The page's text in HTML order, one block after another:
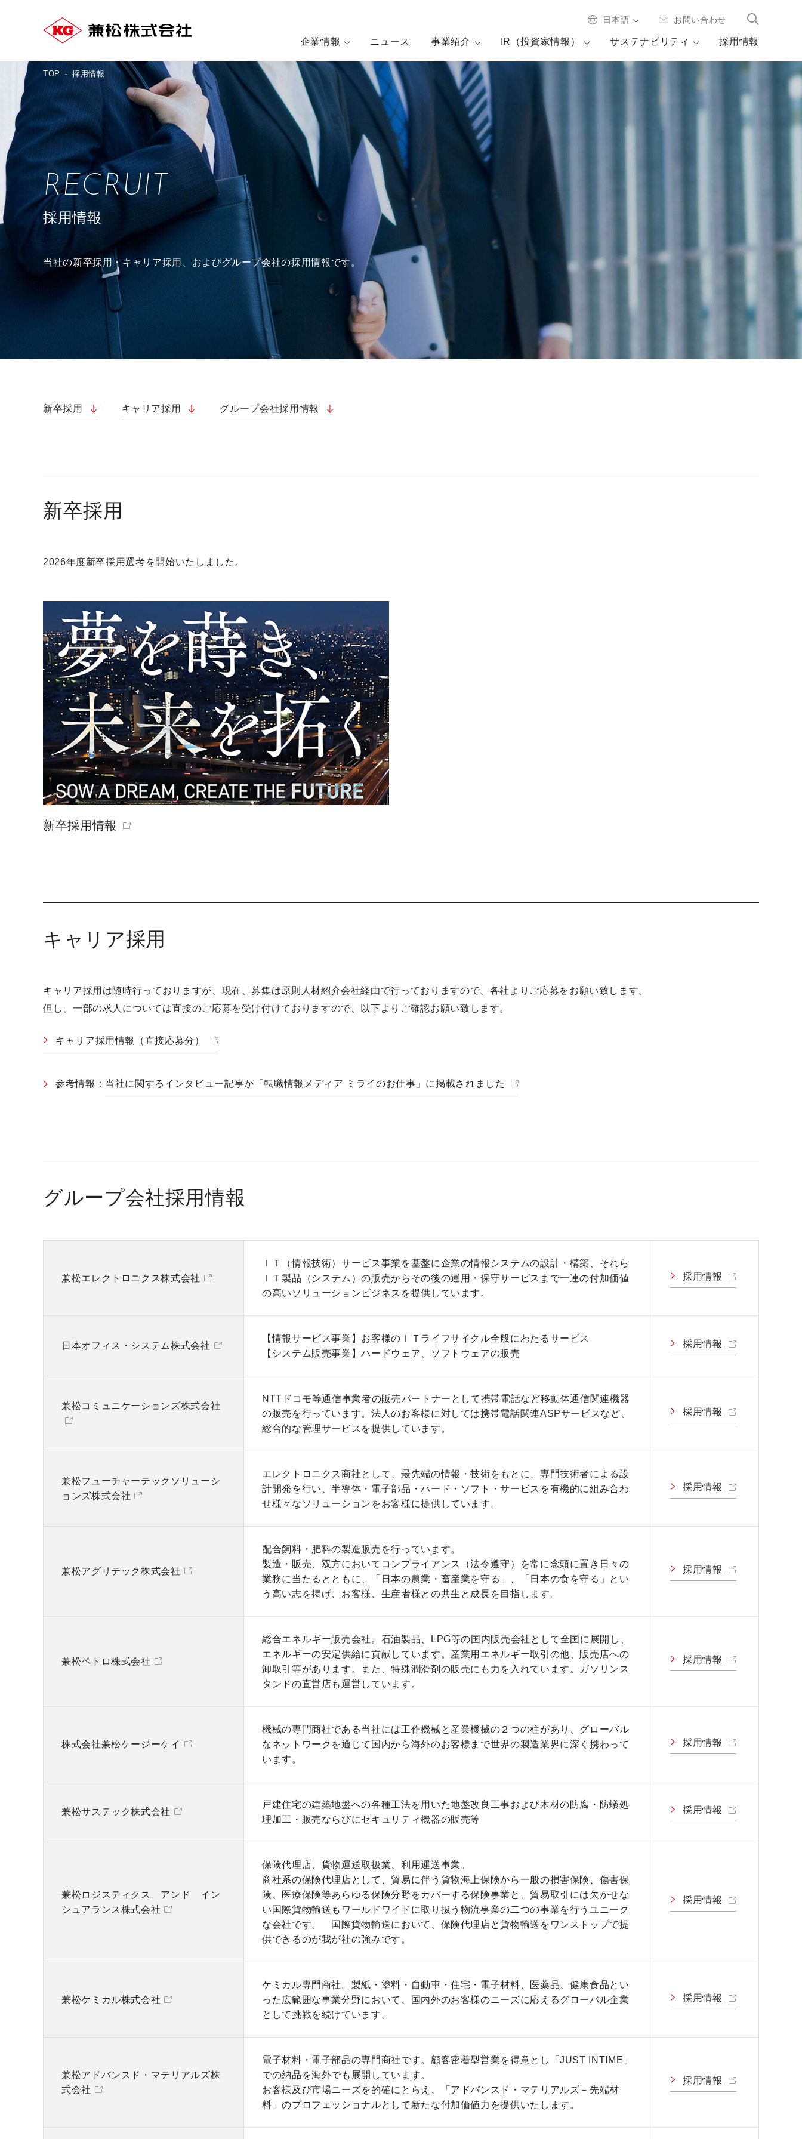
日本語 お問い合わせ
企業情報 ニュース 事業紹介 IR（投資家情報） サステナビリティ 採用情報
TOP 採用情報
RECRUIT
採用情報
当社の新卒採用・キャリア採用、およびグループ会社の採用情報です。
新卒採用 キャリア採用 グループ会社採用情報
新卒採用
2026年度新卒採用選考を開始いたしました。
新卒採用情報
キャリア採用
キャリア採用は随時行っておりますが、現在、募集は原則人材紹介会社経由で行っておりますので、各社よりご応募をお願い致します。
但し、一部の求人については直接のご応募を受け付けておりますので、以下よりご確認お願い致します。
キャリア採用情報（直接応募分）
参考情報： 当社に関するインタビュー記事が「転職情報メディア ミライのお仕事」に掲載されました
グループ会社採用情報
兼松エレクトロニクス株式会社
ＩＴ（情報技術）サービス事業を基盤に企業の情報システムの設計・構築、それら
ＩＴ製品（システム）の販売からその後の運用・保守サービスまで一連の付加価値
の高いソリューションビジネスを提供しています。
採用情報
日本オフィス・システム株式会社
【情報サービス事業】お客様のＩＴライフサイクル全般にわたるサービス
【システム販売事業】ハードウェア、ソフトウェアの販売
採用情報
兼松コミュニケーションズ株式会社
NTTドコモ等通信事業者の販売パートナーとして携帯電話など移動体通信関連機器
の販売を行っています。法人のお客様に対しては携帯電話関連ASPサービスなど、
総合的な管理サービスを提供しています。
採用情報
兼松フューチャーテックソリューシ
ョンズ株式会社
エレクトロニクス商社として、最先端の情報・技術をもとに、専門技術者による設
計開発を行い、半導体・電子部品・ハード・ソフト・サービスを有機的に組み合わ
せ様々なソリューションをお客様に提供しています。
採用情報
兼松アグリテック株式会社
配合飼料・肥料の製造販売を行っています。
製造・販売、双方においてコンプライアンス（法令遵守）を常に念頭に置き日々の
業務に当たるとともに、「日本の農業・畜産業を守る」、「日本の食を守る」とい
う高い志を掲げ、お客様、生産者様との共生と成長を目指します。
採用情報
兼松ペトロ株式会社
総合エネルギー販売会社。石油製品、LPG等の国内販売会社として全国に展開し、
エネルギーの安定供給に貢献しています。産業用エネルギー取引の他、販売店への
卸取引等があります。また、特殊潤滑剤の販売にも力を入れています。ガソリンス
タンドの直営店も運営しています。
採用情報
株式会社兼松ケージーケイ
機械の専門商社である当社には工作機械と産業機械の２つの柱があり、グローバル
なネットワークを通じて国内から海外のお客様まで世界の製造業界に深く携わって
います。
採用情報
兼松サステック株式会社
戸建住宅の建築地盤への各種工法を用いた地盤改良工事および木材の防腐・防蟻処
理加工・販売ならびにセキュリティ機器の販売等
採用情報
兼松ロジスティクス アンド イン
シュアランス株式会社
保険代理店、貨物運送取扱業、利用運送事業。
商社系の保険代理店として、貿易に伴う貨物海上保険から一般の損害保険、傷害保
険、医療保険等あらゆる保険分野をカバーする保険事業と、貿易取引には欠かせな
い国際貨物輸送もワールドワイドに取り扱う物流事業の二つの事業を行うユニーク
な会社です。 国際貨物輸送において、保険代理店と貨物輸送をワンストップで提
供できるのが我が社の強みです。
採用情報
兼松ケミカル株式会社
ケミカル専門商社。製紙・塗料・自動車・住宅・電子材料、医薬品、健康食品とい
った広範囲な事業分野において、国内外のお客様のニーズに応えるグローバル企業
として挑戦を続けています。
採用情報
兼松アドバンスド・マテリアルズ株
式会社
電子材料・電子部品の専門商社です。顧客密着型営業を得意とし「JUST INTIME」
での納品を海外でも展開しています。
お客様及び市場ニーズを的確にとらえ、「アドバンスド・マテリアルズ－先端材
料」のプロフェッショナルとして新たな付加価値力を提供いたします。
採用情報